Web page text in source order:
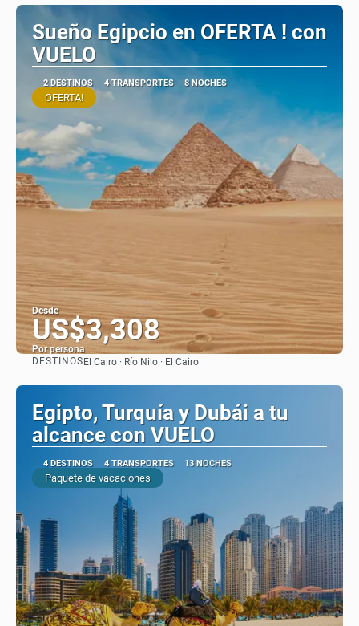
Sueño Egipcio en OFERTA ! con
VUELO
2 DESTINOS 4 TRANSPORTES 8 NOCHES
OFERTA!
Desde
US$3,308
Por persona
DESTINOSEl Cairo · Río Nilo · El Cairo
Egipto, Turquía y Dubái a tu
alcance con VUELO
4 DESTINOS 4 TRANSPORTES 13 NOCHES
Paquete de vacaciones